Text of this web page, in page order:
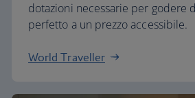
dotazioni necessarie per godere
perfetto a un prezzo accessibile.
World Traveller